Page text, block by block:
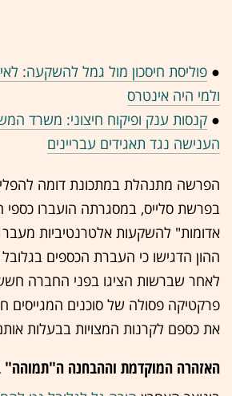
● פוליסת חיסכון מול גמל להשקעה:
ולמי היה אינטרס
● קנסות ענק ופיקוח חיצוני: משרד
הענישה נגד תאגידים עבריינים
הפרשה מתנהלת במתכונת דומה
בפרשת סלייס, במסגרתה הועברו כספי
אדומות" להשקעות אלטרנטיביות
ההון הדגישו כי העברת הכספים
לאחר שברשות הציגו בפני החברה
פרקטיקה פסולה של סוכנים המגייסים
את כספם לקרנות המצויות בבעלות
האזהרה המוקדמת וההבחנה ה"תמוהה"